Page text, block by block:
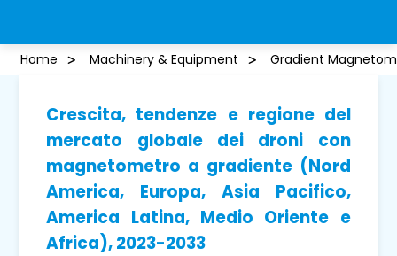
Home Machinery & Equipment Gradient
Crescita, tendenze e regione del
mercato globale dei droni con
magnetometro a gradiente (Nord
America, Europa, Asia Pacifico,
America Latina, Medio Oriente e
Africa), 2023-2033